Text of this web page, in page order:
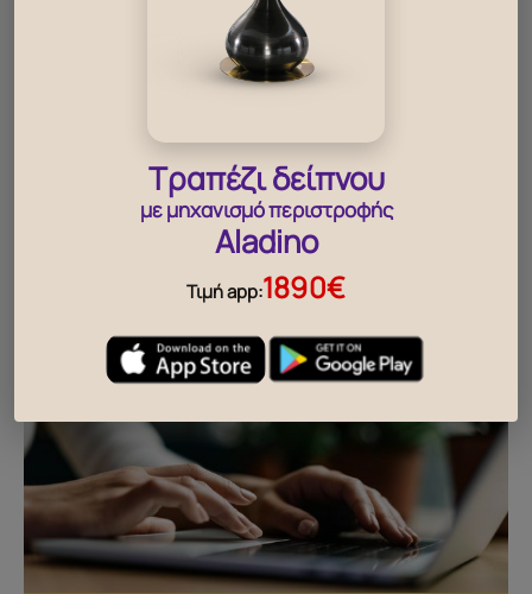
Μείνε
ενημερωμένος
Τραπέζι δείπνου
με μηχανισμό περιστροφής
Aladino
Τιμή app:1890€